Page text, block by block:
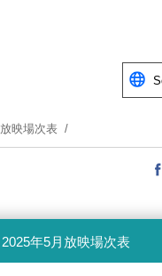
放映場次表
2025年5月放映場次表下個月